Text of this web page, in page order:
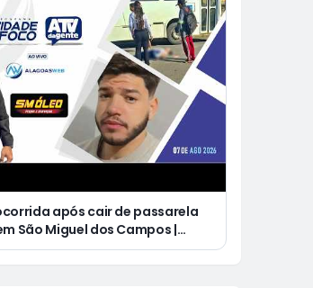
após cair de passarela
São Miguel dos Campos |
anos morre após acidente de